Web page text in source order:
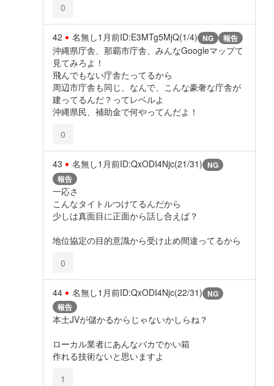
0
42 名無し1月前ID:E3MTg5MjQ(1/4) NG 報告
沖縄県庁舎、那覇市庁舎、みんなGoogleマップて
見てみろよ！
飛んでもない庁舎たってるから
周辺市庁舎も同じ、なんで、こんな豪奢な庁舎が
建ってるんだ？ってレベルよ
沖縄県民、補助金で何やってんだよ！
0
43 名無し1月前ID:QxODI4Njc(21/31) NG
報告
一応さ
こんなタイトルつけてるんだから
少しは真面目に正面から話し合えば？
地位協定の目的意識から受け止め間違ってるから
0
44 名無し1月前ID:QxODI4Njc(22/31) NG
報告
本土JVが儲かるからじゃないかしらね？
ローカル業者にあんなバカでかい箱
作れる技術ないと思いますよ
1